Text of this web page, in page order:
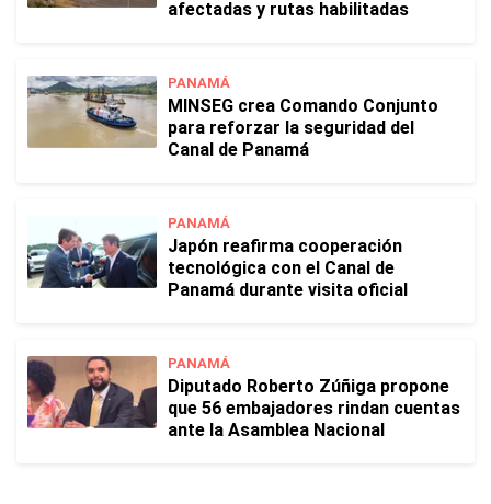
afectadas y rutas habilitadas
PANAMÁ
MINSEG crea Comando Conjunto
para reforzar la seguridad del
Canal de Panamá
PANAMÁ
Japón reafirma cooperación
tecnológica con el Canal de
Panamá durante visita oficial
PANAMÁ
Diputado Roberto Zúñiga propone
que 56 embajadores rindan cuentas
ante la Asamblea Nacional